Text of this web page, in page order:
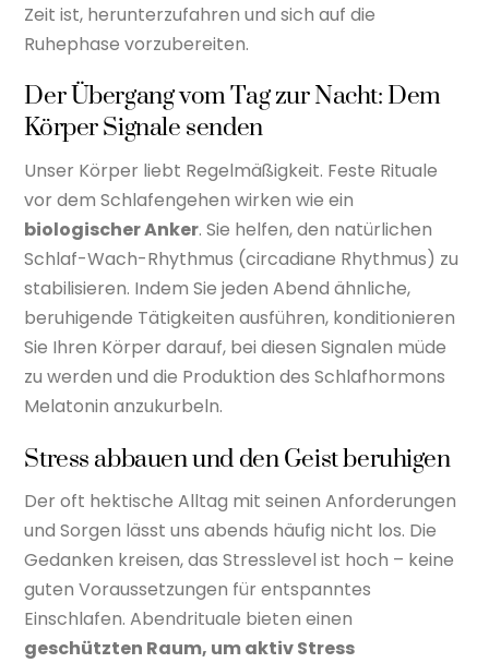
Zeit ist, herunterzufahren und sich auf die
Ruhephase vorzubereiten.
Der Übergang vom Tag zur Nacht: Dem
Körper Signale senden
Unser Körper liebt Regelmäßigkeit. Feste Rituale
vor dem Schlafengehen wirken wie ein
biologischer Anker. Sie helfen, den natürlichen
Schlaf-Wach-Rhythmus (circadiane Rhythmus) zu
stabilisieren. Indem Sie jeden Abend ähnliche,
beruhigende Tätigkeiten ausführen, konditionieren
Sie Ihren Körper darauf, bei diesen Signalen müde
zu werden und die Produktion des Schlafhormons
Melatonin anzukurbeln.
Stress abbauen und den Geist beruhigen
Der oft hektische Alltag mit seinen Anforderungen
und Sorgen lässt uns abends häufig nicht los. Die
Gedanken kreisen, das Stresslevel ist hoch – keine
guten Voraussetzungen für entspanntes
Einschlafen. Abendrituale bieten einen
geschützten Raum, um aktiv Stress